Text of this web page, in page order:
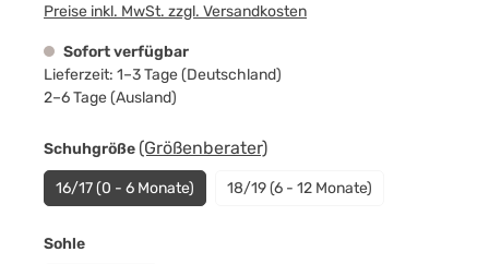
Preise inkl. MwSt. zzgl. Versandkosten
Sofort verfügbar
Lieferzeit: 1–3 Tage (Deutschland)
2–6 Tage (Ausland)
Schuhgrößeauswählen
(Größenberater)
16/17 (0 - 6 Monate) 18/19 (6 - 12 Monate)
Sohleauswählen